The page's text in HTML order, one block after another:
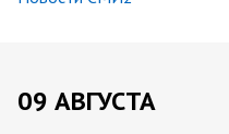
09 АВГУСТА